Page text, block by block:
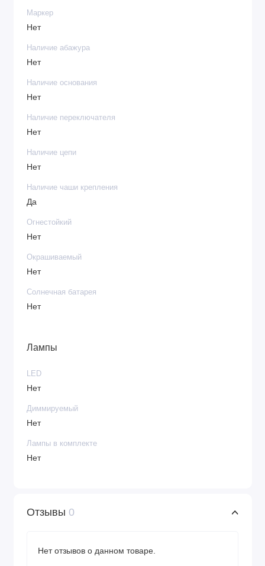
Маркер
Нет
Наличие абажура
Нет
Наличие основания
Нет
Наличие переключателя
Нет
Наличие цепи
Нет
Наличие чаши крепления
Да
Огнестойкий
Нет
Окрашиваемый
Нет
Солнечная батарея
Нет
Лампы
LED
Нет
Диммируемый
Нет
Лампы в комплекте
Нет
Отзывы 0
Нет отзывов о данном товаре.